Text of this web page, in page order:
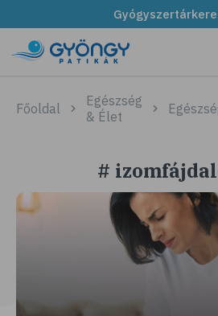
Főoldal
Egészség
& Élet
#